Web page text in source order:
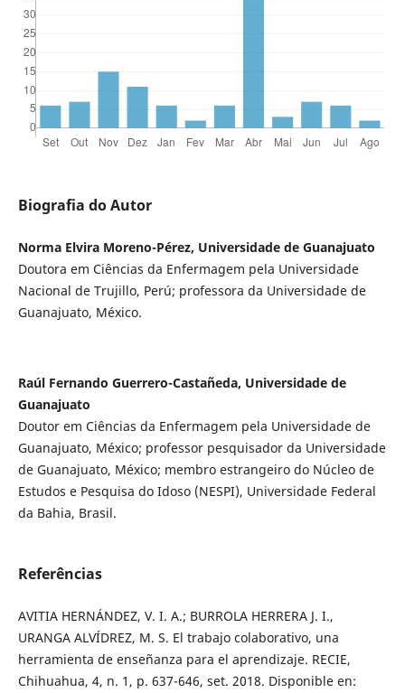
Biografia do Autor
Norma Elvira Moreno-Pérez, Universidade de Guanajuato
Doutora em Ciências da Enfermagem pela Universidade
Nacional de Trujillo, Perú; professora da Universidade de
Guanajuato, México.
Raúl Fernando Guerrero-Castañeda, Universidade de
Guanajuato
Doutor em Ciências da Enfermagem pela Universidade de
Guanajuato, México; professor pesquisador da Universidade
de Guanajuato, México; membro estrangeiro do Núcleo de
Estudos e Pesquisa do Idoso (NESPI), Universidade Federal
da Bahia, Brasil.
Referências
AVITIA HERNÁNDEZ, V. I. A.; BURROLA HERRERA J. I.,
URANGA ALVÍDREZ, M. S. El trabajo colaborativo, una
herramienta de enseñanza para el aprendizaje. RECIE,
Chihuahua, 4, n. 1, p. 637-646, set. 2018. Disponible en: